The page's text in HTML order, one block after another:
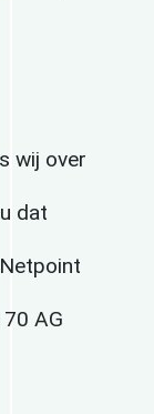
wij over
dat
AG